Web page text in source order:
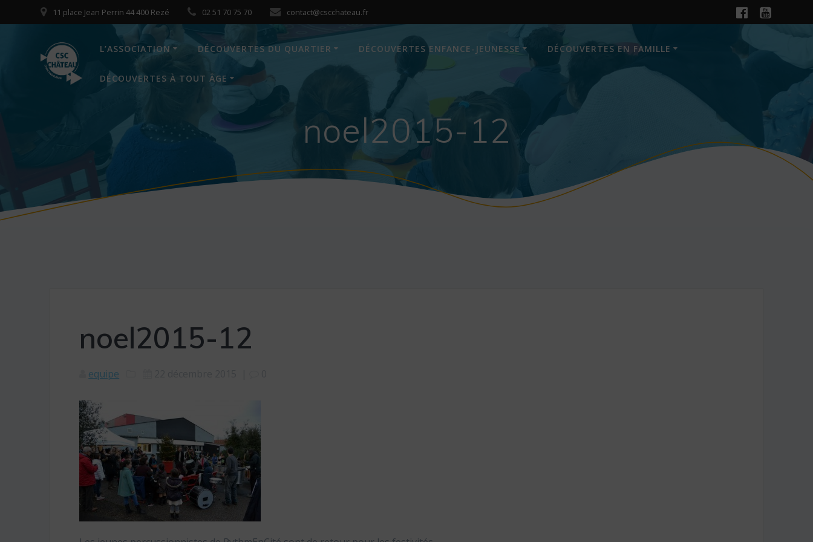
to
11 place Jean Perrin 44 400 Rezé 02 51 70 75 70 contact@cscchateau.fr
L’ASSOCIATION DÉCOUVERTES DU QUARTIER DÉCOUVERTES ENFANCE-JEUNESSE DÉCOUVERTES EN FAMILLE
DÉCOUVERTES À TOUT ÂGE
noel2015-12
noel2015-12
equipe